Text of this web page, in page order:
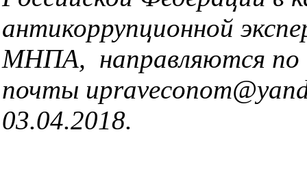
антикоррупционной
МНПА, направляются по
почты
03.04.2018.